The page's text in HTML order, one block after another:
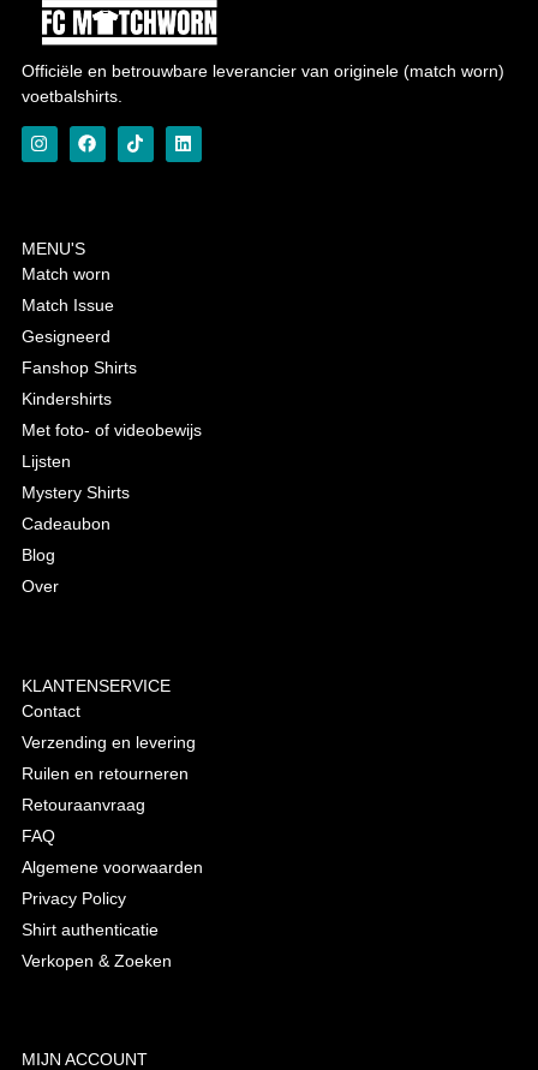
Officiële en betrouwbare leverancier van originele (match worn)
voetbalshirts.
MENU'S
Match worn
Match Issue
Gesigneerd
Fanshop Shirts
Kindershirts
Met foto- of videobewijs
Lijsten
Mystery Shirts
Cadeaubon
Blog
Over
KLANTENSERVICE
Contact
Verzending en levering
Ruilen en retourneren
Retouraanvraag
FAQ
Algemene voorwaarden
Privacy Policy
Shirt authenticatie
Verkopen & Zoeken
MIJN ACCOUNT